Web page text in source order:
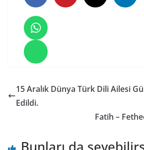
15 Aralık Dünya Türk Dili Ailesi
Edildi.
Fatih –